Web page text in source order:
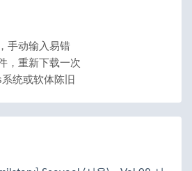
手动输入易错
，重新下载一次
统或软体陈旧